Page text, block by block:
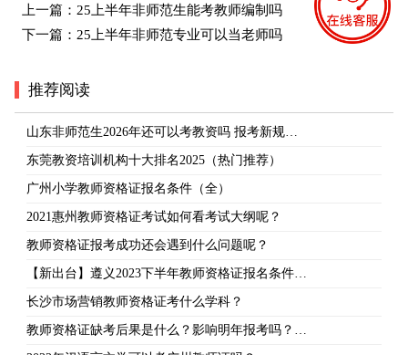
上一篇： 25上半年非师范生能考教师编制吗
下一篇： 25上半年非师范专业可以当老师吗
推荐阅读
山东非师范生2026年还可以考教资吗 报考新规…
东莞教资培训机构十大排名2025（热门推荐）
广州小学教师资格证报名条件（全）
2021惠州教师资格证考试如何看考试大纲呢？
教师资格证报考成功还会遇到什么问题呢？
【新出台】遵义2023下半年教师资格证报名条件…
长沙市场营销教师资格证考什么学科？
教师资格证缺考后果是什么？影响明年报考吗？…